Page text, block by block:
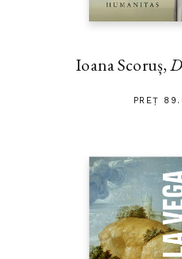
Ioana Scoruș,
PREȚ